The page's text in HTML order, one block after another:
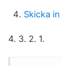
Skicka
4. 3. 2. 1.